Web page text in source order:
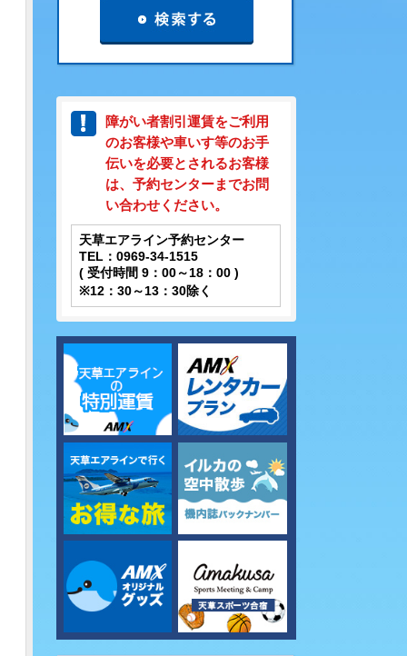
障がい者割引運賃をご利用
のお客様や車いす等のお手
伝いを必要とされるお客様
は、予約センターまでお問
い合わせください。
天草エアライン予約センター
TEL：0969-34-1515
( 受付時間 9：00～18：00 )
※12：30～13：30除く